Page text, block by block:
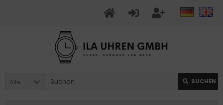
Alle SUCHEN